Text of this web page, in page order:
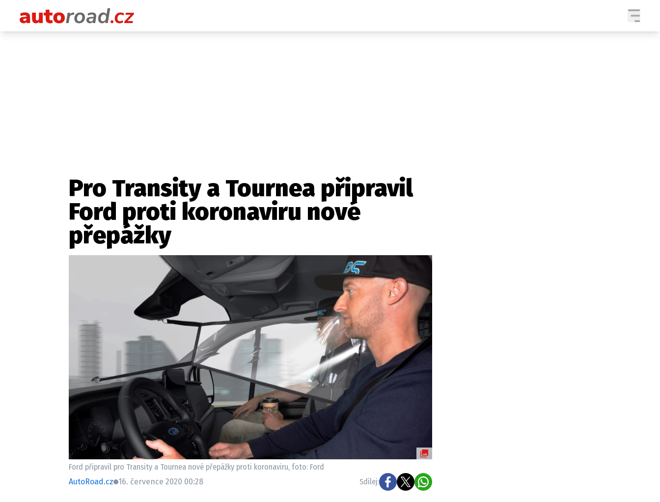
Český trh
Profi
Etický kodex Vydavatel Inzerce
Osobní údaje / Cookies
Provozovatelem serveru autoroad.cz je INCORP MEDIA GROUP s.r.o., IČ: 118 23 054
Pro Transity a Tournea připravil
Ford proti koronaviru nové
přepážky
Ford připravil pro Transity a Tournea nové přepážky proti koronaviru, foto: Ford
AutoRoad.cz
16. července 2020 00:28 Sdílej: